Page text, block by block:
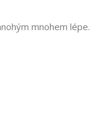
mnohem lépe.